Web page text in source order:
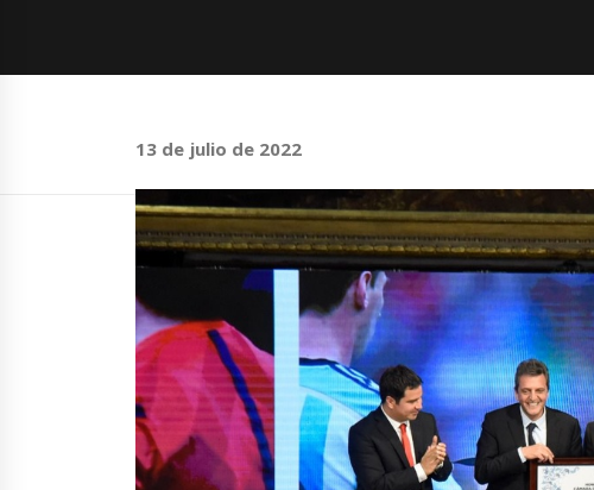
13 de julio de 2022